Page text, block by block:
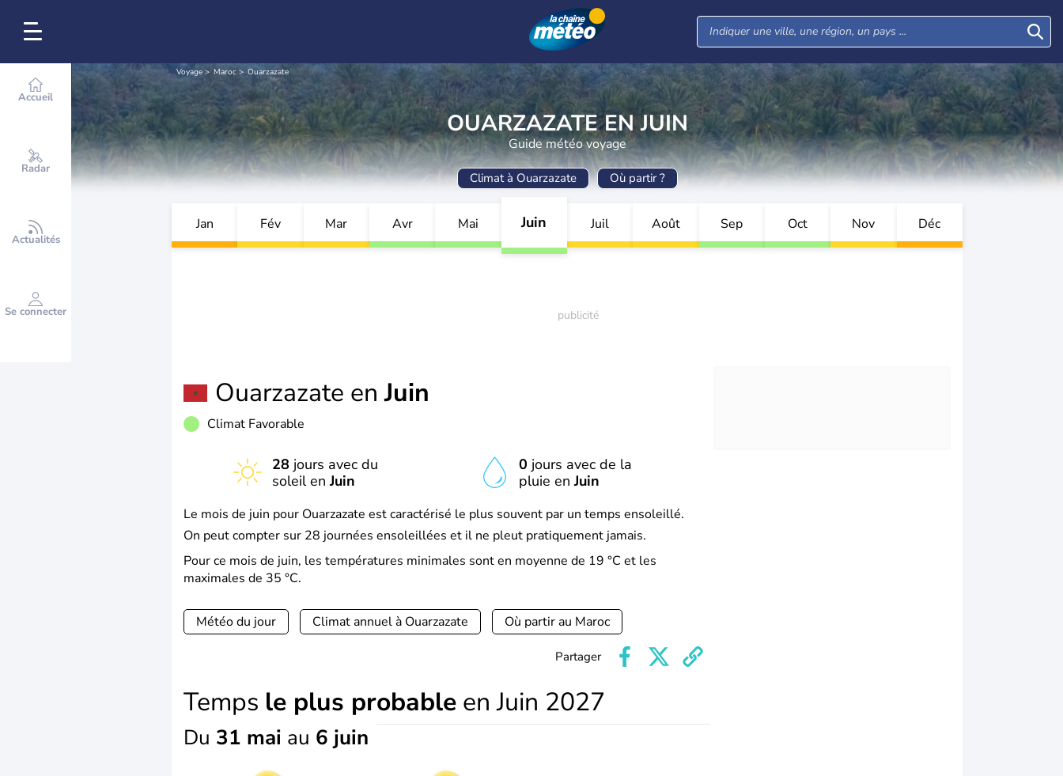
Accueil
Radar
Actualités
Se connecter
Voyage Maroc Ouarzazate
OUARZAZATE EN JUIN
Guide météo voyage
Climat à Ouarzazate Où partir ?
Jan Fév Mar Avr Mai Juin Juil Août Sep Oct Nov Déc
Ouarzazate enJuin
Climat Favorable
28 jours avec du
soleil enJuin
0 jours avec de la
pluie enJuin
Le mois de juin pour Ouarzazate est caractérisé le plus souvent par un temps ensoleillé.
On peut compter sur 28 journées ensoleillées et il ne pleut pratiquement jamais.
Pour ce mois de juin, les températures minimales sont en moyenne de 19 °C et les
maximales de 35 °C.
Météo du jour Climat annuel à Ouarzazate Où partir au Maroc
Partager
Temps le plus probable en Juin 2027
Du 31 mai au 6 juin